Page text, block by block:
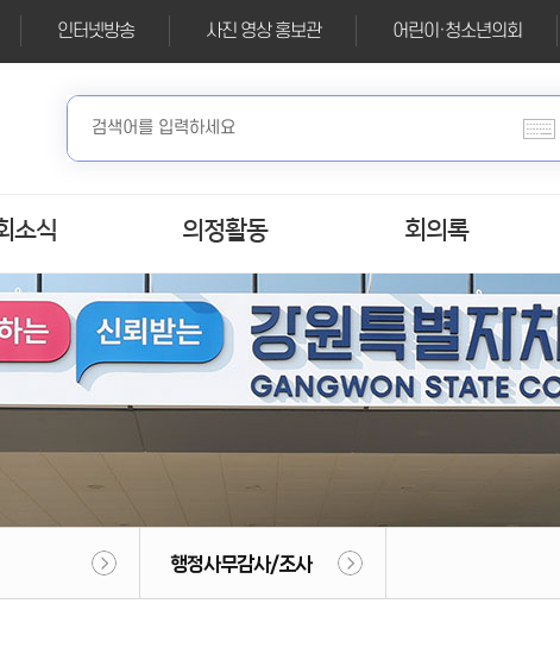
인터넷방송 사진 영상 홍보관 어린이·청소년의회
소식 의정활동 회의록
행정사무감사/조사